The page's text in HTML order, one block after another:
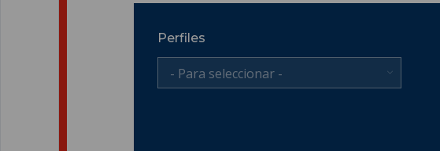
Perfiles
- Para seleccionar -